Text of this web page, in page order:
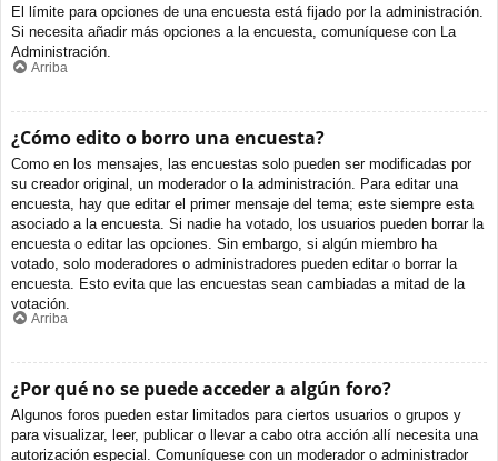
El límite para opciones de una encuesta está fijado por la administración.
Si necesita añadir más opciones a la encuesta, comuníquese con La
Administración.
Arriba
¿Cómo edito o borro una encuesta?
Como en los mensajes, las encuestas solo pueden ser modificadas por
su creador original, un moderador o la administración. Para editar una
encuesta, hay que editar el primer mensaje del tema; este siempre esta
asociado a la encuesta. Si nadie ha votado, los usuarios pueden borrar la
encuesta o editar las opciones. Sin embargo, si algún miembro ha
votado, solo moderadores o administradores pueden editar o borrar la
encuesta. Esto evita que las encuestas sean cambiadas a mitad de la
votación.
Arriba
¿Por qué no se puede acceder a algún foro?
Algunos foros pueden estar limitados para ciertos usuarios o grupos y
para visualizar, leer, publicar o llevar a cabo otra acción allí necesita una
autorización especial. Comuníquese con un moderador o administrador